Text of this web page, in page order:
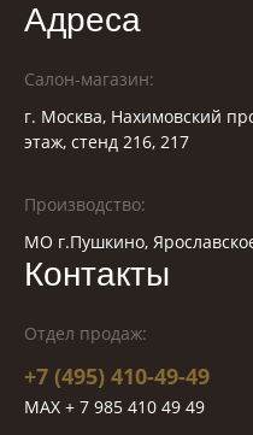
Адреса
Салон-магазин:
г. Москва, Нахимовский
этаж, стенд 216, 217
Производство:
МО г.Пушкино,
Контакты
Отдел продаж:
+7 (495) 410-49-49
MAX + 7 985 410 49 49